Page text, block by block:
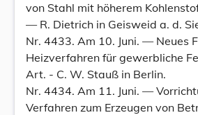
von Stahl mit höherem
— R. Dietrich in Geisweid a. d.
Nr. 4433. Am 10. Juni. — Neues
Heizverfahren für gewerbliche
Art. - C. W. Stauß in Berlin.
Nr. 4434. Am 11. Juni. —
Verfahren zum Erzeugen von